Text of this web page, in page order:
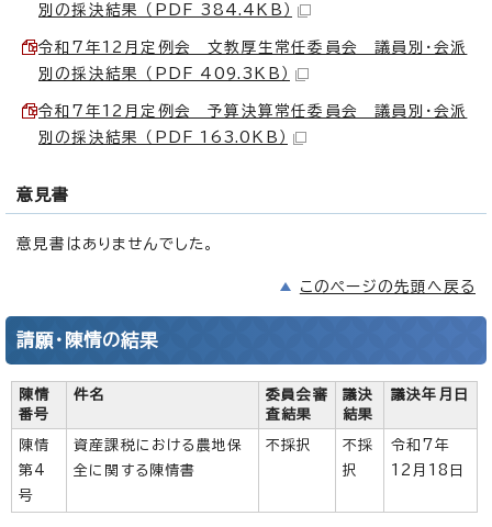
別の採決結果 （PDF 384.4KB）
令和7年12月定例会 文教厚生常任委員会 議員別・会派
別の採決結果 （PDF 409.3KB）
令和7年12月定例会 予算決算常任委員会 議員別・会派
別の採決結果 （PDF 163.0KB）
意見書
意見書はありませんでした。
このページの先頭へ戻る
請願・陳情の結果
陳情
番号
件名
委員会審
査結果
議決
結果
議決年月日
陳情
第4
号
資産課税における農地保
全に関する陳情書
不採択
不採
択
令和7年
12月18日